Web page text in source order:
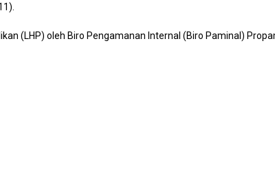
(LHP) oleh Biro Pengamanan Internal (Biro Paminal)